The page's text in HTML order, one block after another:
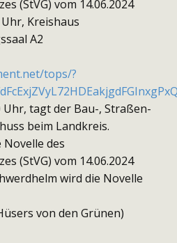
(StVG) vom 14.06.2024
Uhr, Kreishaus
A2
tops/?
Uhr, tagt der Bau-, Straßen-
beim Landkreis.
Novelle des
(StVG) vom 14.06.2024
wird die Novelle
von den Grünen)